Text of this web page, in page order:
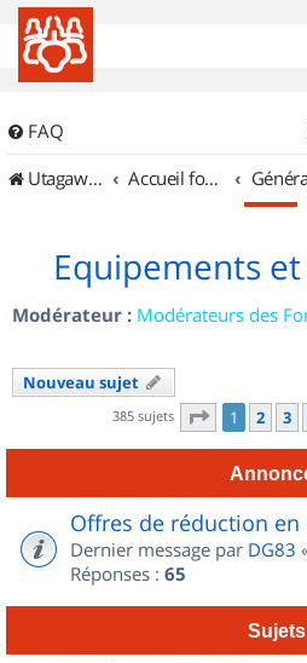
FAQ
UtagawaVTT (Randos VTT et VTTAE avec traces GPS)
Accueil forum
Equipements et
Modérateur : Modérateurs des
Nouveau sujet
385 sujets Page 1sur
1 2 3
Offres de réduction en
Dernier message par DG83
Réponses : 65
Sujets